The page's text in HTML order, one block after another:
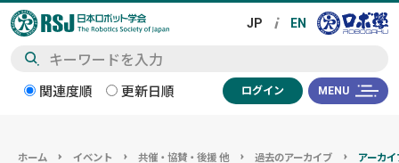
関連度順 更新日順 ログイン MENU
ホーム イベント 共催・協賛・後援 他 過去のアーカイブ アーカ